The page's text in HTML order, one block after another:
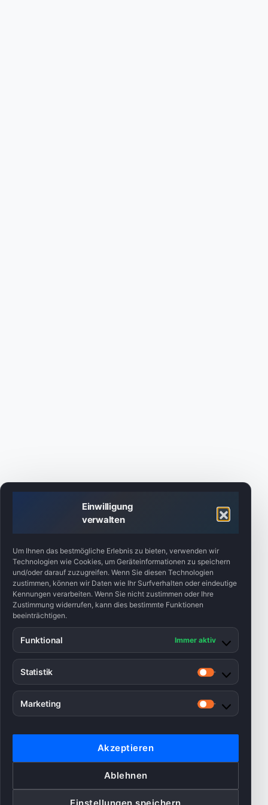
Einwilligung
verwalten
Um Ihnen das bestmögliche Erlebnis zu bieten, verwenden wir
Technologien wie Cookies, um Geräteinformationen zu speichern
und/oder darauf zuzugreifen. Wenn Sie diesen Technologien
zustimmen, können wir Daten wie Ihr Surfverhalten oder eindeutige
Kennungen verarbeiten. Wenn Sie nicht zustimmen oder Ihre
Zustimmung widerrufen, kann dies bestimmte Funktionen
beeinträchtigen.
Funktional Immer aktiv
Statistik
Statistik
Marketing
Marketing
Akzeptieren
Ablehnen